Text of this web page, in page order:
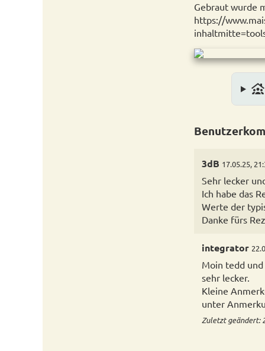
Gebraut wurde
https://
family_group
3dB 17.05.25,
Sehr lecker
Ich habe das
Werte der
Danke fürs
integrator
Moin tedd und
sehr lecker.
Kleine
unter
Zuletzt geändert: